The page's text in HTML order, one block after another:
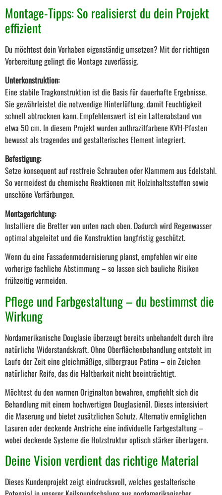
Montage-Tipps: So realisierst du dein Projekt
effizient
Du möchtest dein Vorhaben eigenständig umsetzen? Mit der richtigen
Vorbereitung gelingt die Montage zuverlässig.
Unterkonstruktion:
Eine stabile Tragkonstruktion ist die Basis für dauerhafte Ergebnisse.
Sie gewährleistet die notwendige Hinterlüftung, damit Feuchtigkeit
schnell abtrocknen kann. Empfehlenswert ist ein Lattenabstand von
etwa 50 cm. In diesem Projekt wurden anthrazitfarbene KVH-Pfosten
bewusst als tragendes und gestalterisches Element integriert.
Befestigung:
Setze konsequent auf rostfreie Schrauben oder Klammern aus Edelstahl.
So vermeidest du chemische Reaktionen mit Holzinhaltsstoffen sowie
unschöne Verfärbungen.
Montagerichtung:
Installiere die Bretter von unten nach oben. Dadurch wird Regenwasser
optimal abgeleitet und die Konstruktion langfristig geschützt.
Wenn du eine Fassadenmodernisierung planst, empfehlen wir eine
vorherige fachliche Abstimmung – so lassen sich bauliche Risiken
frühzeitig vermeiden.
Pflege und Farbgestaltung – du bestimmst die
Wirkung
Nordamerikanische Douglasie überzeugt bereits unbehandelt durch ihre
natürliche Widerstandskraft. Ohne Oberflächenbehandlung entsteht im
Laufe der Zeit eine gleichmäßige, silbergraue Patina – ein Zeichen
natürlicher Reife, das die Haltbarkeit nicht beeinträchtigt.
Möchtest du den warmen Originalton bewahren, empfiehlt sich die
Behandlung mit einem hochwertigen Douglasienöl. Dieses intensiviert
die Maserung und bietet zusätzlichen Schutz. Alternativ ermöglichen
Lasuren oder deckende Anstriche eine individuelle Farbgestaltung –
wobei deckende Systeme die Holzstruktur optisch stärker überlagern.
Deine Vision verdient das richtige Material
Dieses Kundenprojekt zeigt eindrucksvoll, welches gestalterische